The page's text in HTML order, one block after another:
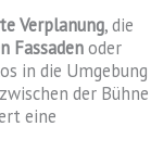
Verplanung, die
Fassadenoder
in die Umgebung
der Bühne
eine